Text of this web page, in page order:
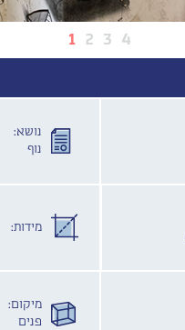
1 2 3 4
נושא:
נוף
מידות:
מיקום:
פנים